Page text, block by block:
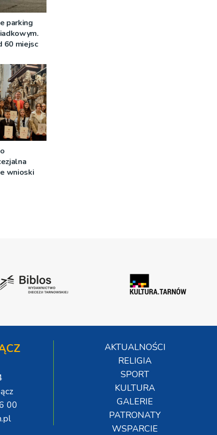
parking
60 miejsc
wnioski
00
AKTUALNOŚCI
RELIGIA
SPORT
KULTURA
GALERIE
PATRONATY
WSPARCIE